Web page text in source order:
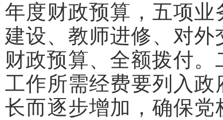
年度财政预算，五项
建设、教师进修、对
财政预算、全额拨付。
工作所需经费要列入
长而逐步增加，确保